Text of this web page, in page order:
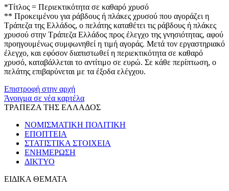
*Τίτλος = Περιεκτικότητα σε καθαρό χρυσό
** Προκειμένου για ράβδους ή πλάκες χρυσού που αγοράζει η
Τράπεζα της Ελλάδος, ο πελάτης καταθέτει τις ράβδους ή πλάκες
χρυσού στην Τράπεζα Ελλάδος προς έλεγχο της γνησιότητας, αφού
προηγουμένως συμφωνηθεί η τιμή αγοράς. Μετά τον εργαστηριακό
έλεγχο, και εφόσον διαπιστωθεί η περιεκτικότητα σε καθαρό
χρυσό, καταβάλλεται το αντίτιμο σε ευρώ. Σε κάθε περίπτωση, ο
πελάτης επιβαρύνεται με τα έξοδα ελέγχου.
Επιστροφή στην αρχή
Άνοιγμα σε νέα καρτέλα
ΤΡΑΠΕΖΑ ΤΗΣ ΕΛΛΑΔΟΣ
ΝΟΜΙΣΜΑΤΙΚΗ ΠΟΛΙΤΙΚΗ
ΕΠΟΠΤΕΙΑ
ΣΤΑΤΙΣΤΙΚΑ ΣΤΟΙΧΕΙΑ
ΕΝΗΜΕΡΩΣΗ
ΔΙΚΤΥΟ
ΕΙΔΙΚΑ ΘΕΜΑΤΑ